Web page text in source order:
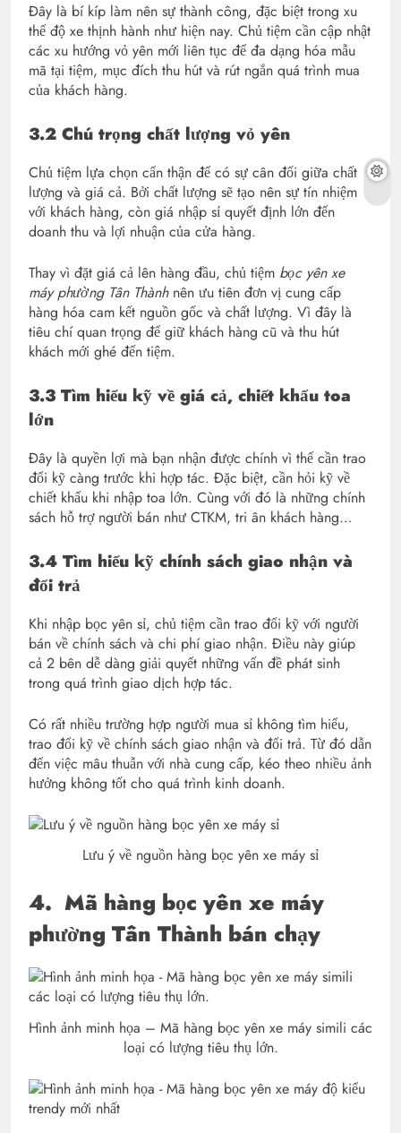
Đây là bí kíp làm nên sự thành công, đặc biệt trong xu
thế độ xe thịnh hành như hiện nay. Chủ tiệm cần cập nhật
các xu hướng vỏ yên mới liên tục để đa dạng hóa mẫu
mã tại tiệm, mục đích thu hút và rút ngắn quá trình mua
của khách hàng.
3.2 Chú trọng chất lượng vỏ yên
Chủ tiệm lựa chọn cẩn thận để có sự cân đối giữa chất
lượng và giá cả. Bởi chất lượng sẽ tạo nên sự tín nhiệm
với khách hàng, còn giá nhập sỉ quyết định lớn đến
doanh thu và lợi nhuận của cửa hàng.
Thay vì đặt giá cả lên hàng đầu, chủ tiệm bọc yên xe
máy phường Tân Thànhnên ưu tiên đơn vị cung cấp
hàng hóa cam kết nguồn gốc và chất lượng. Vì đây là
tiêu chí quan trọng để giữ khách hàng cũ và thu hút
khách mới ghé đến tiệm.
3.3 Tìm hiểu kỹ về giá cả, chiết khấu toa
lớn
Đây là quyền lợi mà bạn nhận được chính vì thế cần trao
đổi kỹ càng trước khi hợp tác. Đặc biệt, cần hỏi kỹ về
chiết khấu khi nhập toa lớn. Cùng với đó là những chính
sách hỗ trợ người bán như CTKM, tri ân khách hàng…
3.4 Tìm hiểu kỹ chính sách giao nhận và
đổi trả
Khi nhập bọc yên sỉ, chủ tiệm cần trao đổi kỹ với người
bán về chính sách và chi phí giao nhận. Điều này giúp
cả 2 bên dễ dàng giải quyết những vấn đề phát sinh
trong quá trình giao dịch hợp tác.
Có rất nhiều trường hợp người mua sỉ không tìm hiểu,
trao đổi kỹ về chính sách giao nhận và đổi trả. Từ đó dẫn
đến việc mâu thuẫn với nhà cung cấp, kéo theo nhiều ảnh
hưởng không tốt cho quá trình kinh doanh.
Lưu ý về nguồn hàng bọc yên xe máy sỉ
4. Mã hàng bọc yên xe máy
phường Tân Thành bán chạy
Hình ảnh minh họa – Mã hàng bọc yên xe máy simili các
loại có lượng tiêu thụ lớn.